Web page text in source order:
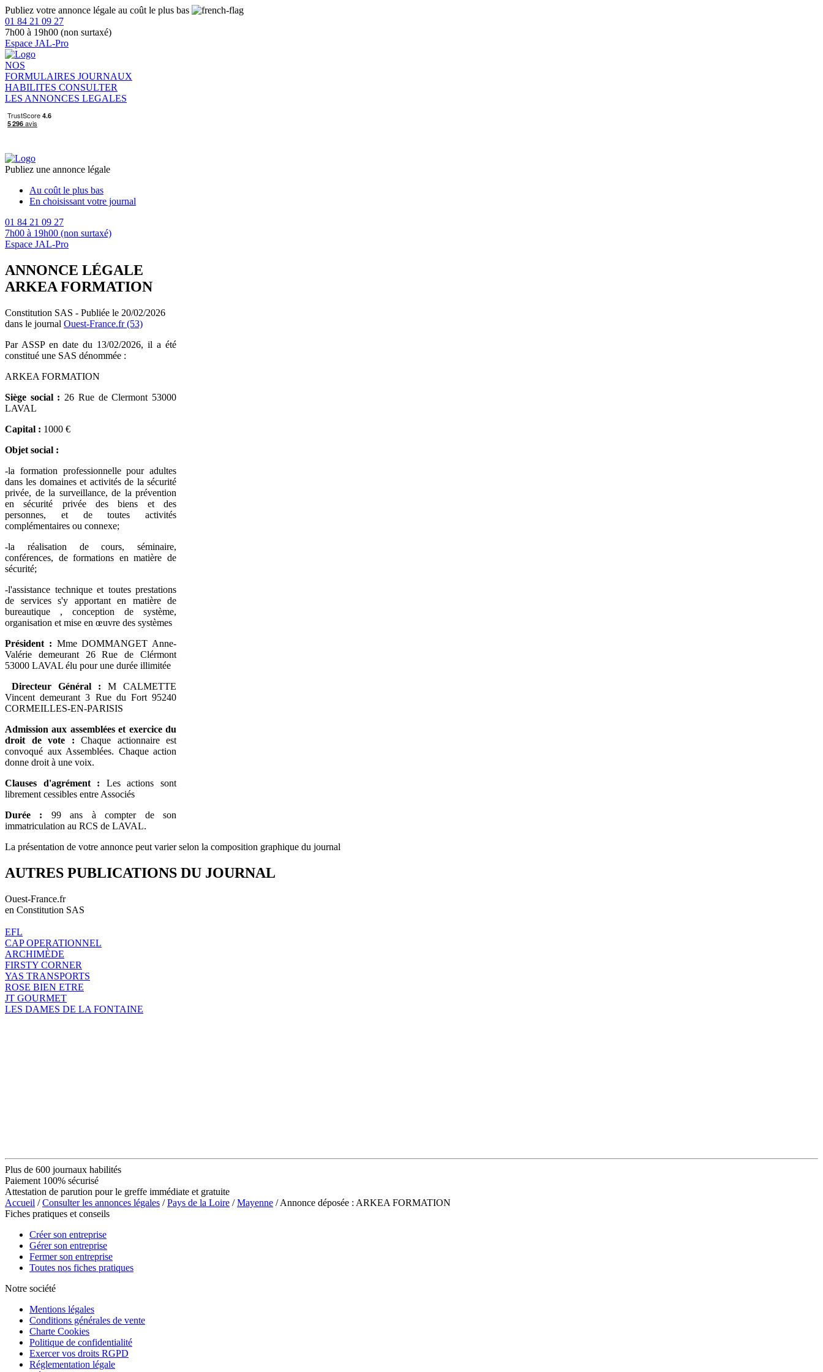
Publiez votre annonce légale au coût le plus bas
01 84 21 09 27
7h00 à 19h00 (non surtaxé)
Espace JAL-Pro
NOS
FORMULAIRES JOURNAUX
HABILITES CONSULTER
LES ANNONCES LEGALES
Publiez une annonce légale
Au coût le plus bas
En choisissant votre journal
01 84 21 09 27
7h00 à 19h00 (non surtaxé)
Espace JAL-Pro
ANNONCE LÉGALE
ARKEA FORMATION
Constitution SAS - Publiée le 20/02/2026
dans le journal Ouest-France.fr (53)
Par ASSP en date du 13/02/2026, il a été
constitué une SAS dénommée :
ARKEA FORMATION
Siège social : 26 Rue de Clermont 53000
LAVAL
Capital : 1000 €
Objet social :
-la formation professionnelle pour adultes
dans les domaines et activités de la sécurité
privée, de la surveillance, de la prévention
en sécurité privée des biens et des
personnes, et de toutes activités
complémentaires ou connexe;
-la réalisation de cours, séminaire,
conférences, de formations en matière de
sécurité;
-l'assistance technique et toutes prestations
de services s'y apportant en matière de
bureautique , conception de système,
organisation et mise en œuvre des systèmes
Président : Mme DOMMANGET Anne-
Valérie demeurant 26 Rue de Clérmont
53000 LAVAL élu pour une durée illimitée
Directeur Général : M CALMETTE
Vincent demeurant 3 Rue du Fort 95240
CORMEILLES-EN-PARISIS
Admission aux assemblées et exercice du
droit de vote : Chaque actionnaire est
convoqué aux Assemblées. Chaque action
donne droit à une voix.
Clauses d'agrément : Les actions sont
librement cessibles entre Associés
Durée : 99 ans à compter de son
immatriculation au RCS de LAVAL.
La présentation de votre annonce peut varier selon la composition graphique du journal
AUTRES PUBLICATIONS DU JOURNAL
Ouest-France.fr
en Constitution SAS
EFL
CAP OPERATIONNEL
ARCHIMÈDE
FIRSTY CORNER
YAS TRANSPORTS
ROSE BIEN ETRE
JT GOURMET
LES DAMES DE LA FONTAINE
Plus de 600 journaux habilités
Paiement 100% sécurisé
Attestation de parution pour le greffe immédiate et gratuite
Accueil /Consulter les annonces légales /Pays de la Loire /Mayenne / Annonce déposée : ARKEA FORMATION
Fiches pratiques et conseils
Créer son entreprise
Gérer son entreprise
Fermer son entreprise
Toutes nos fiches pratiques
Notre société
Mentions légales
Conditions générales de vente
Charte Cookies
Politique de confidentialité
Exercer vos droits RGPD
Réglementation légale